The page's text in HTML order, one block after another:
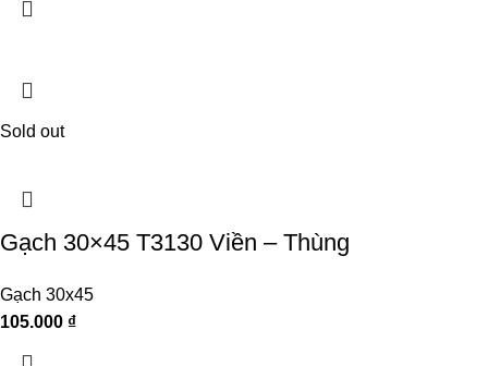
Sold out
Gạch 30×45 T3130 Viền – Thùng
Gạch 30x45
105.000 ₫